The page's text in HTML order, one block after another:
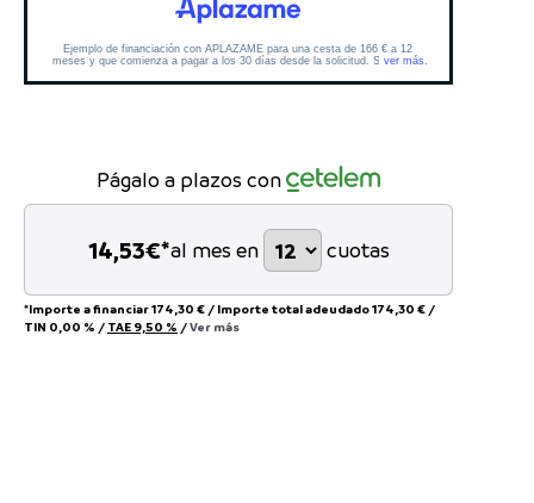
Págalo a plazos con
14,53€*al mes en cuotas
*Importe a financiar174,30 € / Importe total adeudado174,30 € /
TIN 0,00 % / TAE 9,50 % /Ver más